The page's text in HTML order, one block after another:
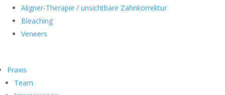
Aligner-Therapie / unsichtbare Zahnkorrektur
Bleaching
Veneers
Praxis
Team